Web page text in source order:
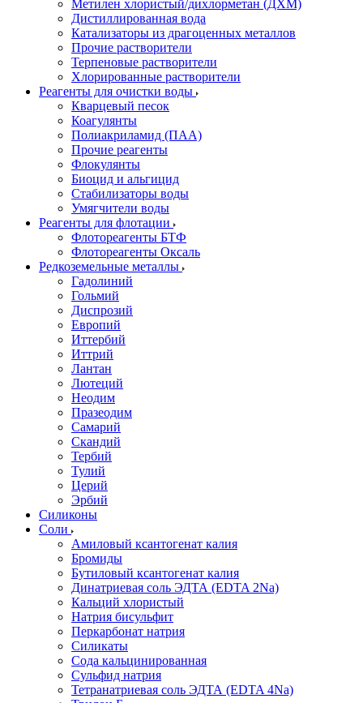
Метилен хлористый/дихлорметан (ДХМ)
Дистиллированная вода
Катализаторы из драгоценных металлов
Прочие растворители
Терпеновые растворители
Хлорированные растворители
Реагенты для очистки воды
Кварцевый песок
Коагулянты
Полиакриламид (ПАА)
Прочие реагенты
Флокулянты
Биоцид и альгицид
Стабилизаторы воды
Умягчители воды
Реагенты для флотации
Флотореагенты БТФ
Флотореагенты Оксаль
Редкоземельные металлы
Гадолиний
Гольмий
Диспрозий
Европий
Иттербий
Иттрий
Лантан
Лютеций
Неодим
Празеодим
Самарий
Скандий
Тербий
Тулий
Церий
Эрбий
Силиконы
Соли
Амиловый ксантогенат калия
Бромиды
Бутиловый ксантогенат калия
Динатриевая соль ЭДТА (EDTA 2Na)
Кальций хлористый
Натрия бисульфит
Перкарбонат натрия
Силикаты
Сода кальцинированная
Сульфид натрия
Тетранатриевая соль ЭДТА (EDTA 4Na)